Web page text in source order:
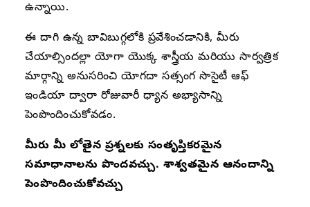
ఉన్నాయి.
ఈ దాగి ఉన్న బావిబుగ్గలోకి ప్రవేశించడానికి, మీరు
చేయాల్సిందల్లా యోగా యొక్క శాస్త్రీయ మరియు సార్వత్రిక
మార్గాన్ని అనుసరించి యోగదా సత్సంగ సొసైటీ ఆఫ్
ఇండియా ద్వారా రోజువారీ ధ్యాన అభ్యాసాన్ని
పెంపొందించుకోవడం.
మీరు మీ లోతైన ప్రశ్నలకు సంతృప్తికరమైన
సమాధానాలను పొందవచ్చు. శాశ్వతమైన ఆనందాన్ని
పెంపొందించుకోవచ్చు